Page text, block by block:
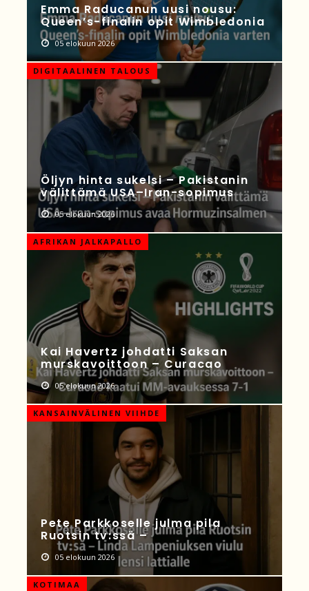
Emma Raducanun uusi nousu:
Queen’s-finalin opit Wimbledonia
05 elokuun 2026
DIGITAALINEN TALOUS
Öljyn hinta sukelsi – Pakistanin
välittämä USA–Iran-sopimus
05 elokuun 2026
AFRIKAN JALKAPALLO
Kai Havertz johdatti Saksan
murskavoittoon – Curacao
05 elokuun 2026
KANSAINVÄLINEN VIIHDE
Pete Parkkoselle julma pila
Ruotsin tv:ssä –
05 elokuun 2026
KOTIMAA